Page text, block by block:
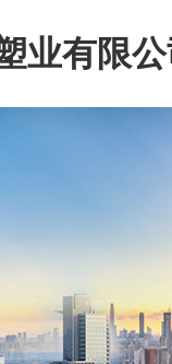
业有限